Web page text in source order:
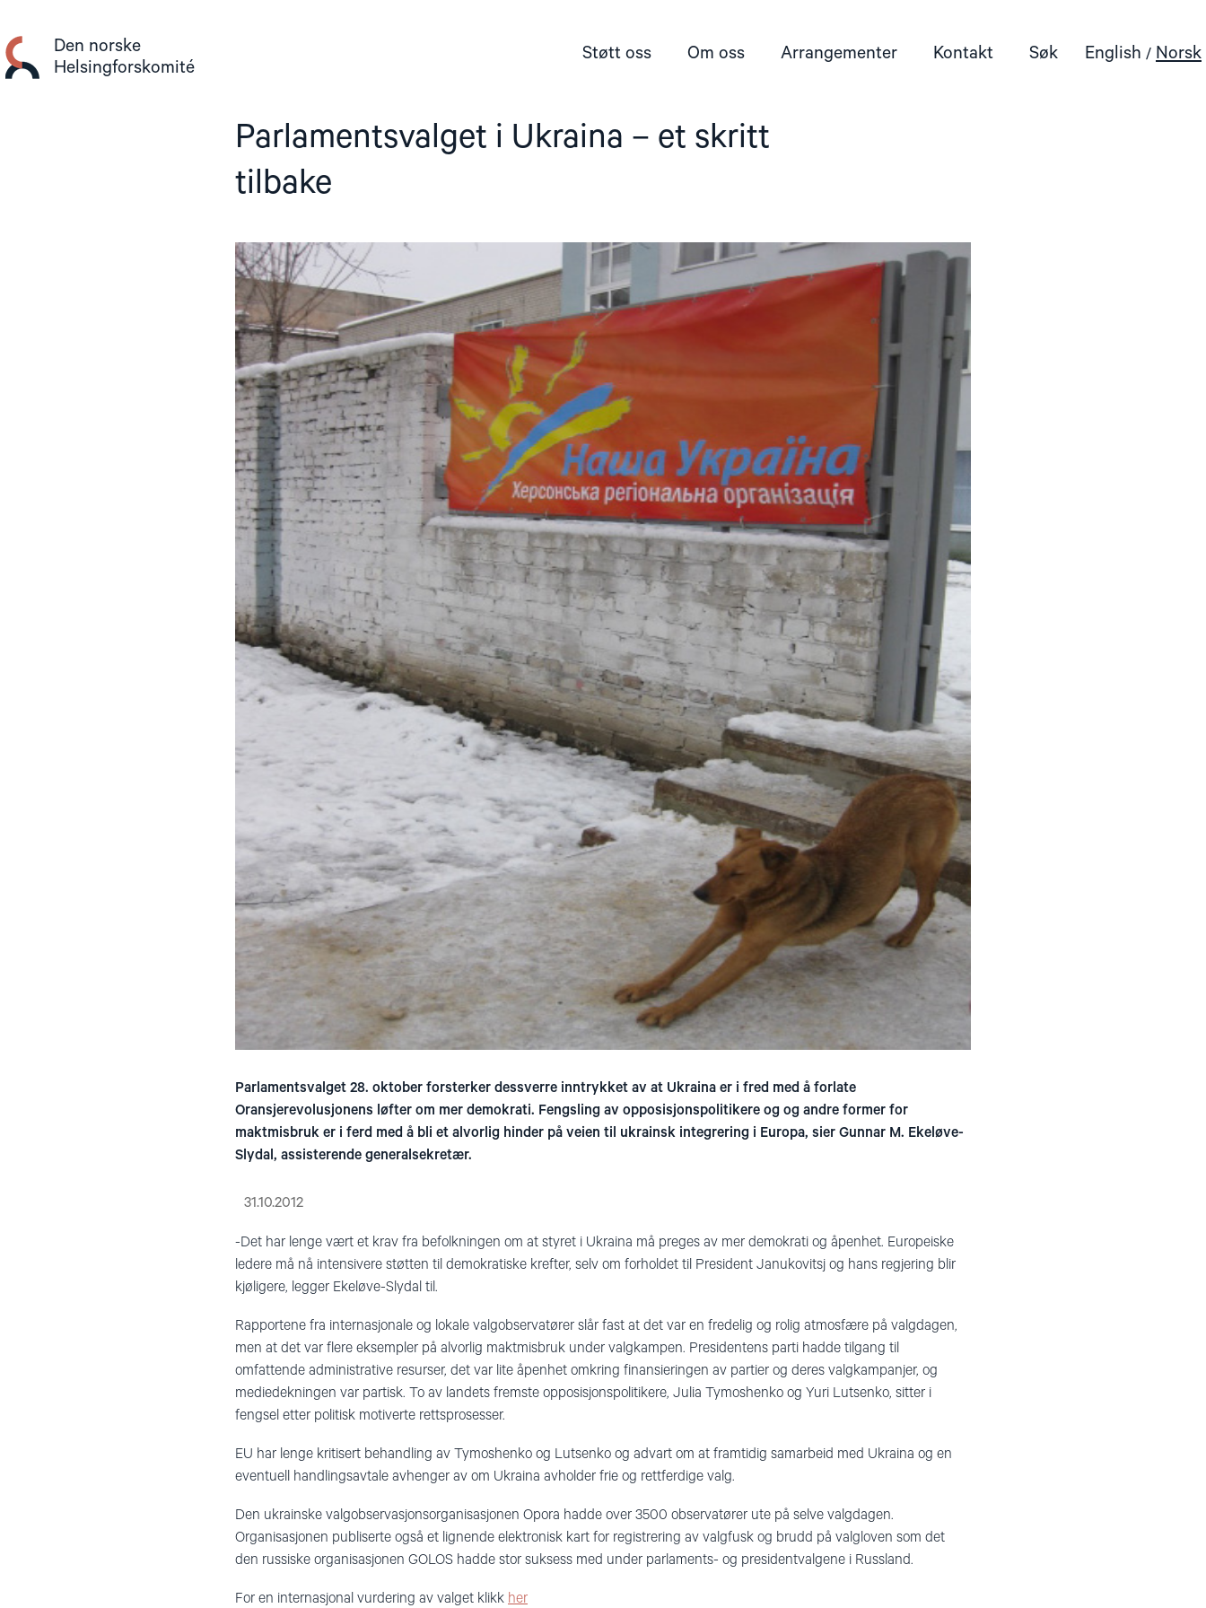
innhold
Den norske
Helsingforskomité
Støtt oss Om oss Arrangementer Kontakt Søk English Norsk
Parlamentsvalget i Ukraina – et skritt
tilbake
Parlamentsvalget 28. oktober forsterker dessverre inntrykket av at Ukraina er i fred med å forlate
Oransjerevolusjonens løfter om mer demokrati. Fengsling av opposisjonspolitikere og og andre former for
maktmisbruk er i ferd med å bli et alvorlig hinder på veien til ukrainsk integrering i Europa, sier Gunnar M. Ekeløve-
Slydal, assisterende generalsekretær.
31.10.2012
-Det har lenge vært et krav fra befolkningen om at styret i Ukraina må preges av mer demokrati og åpenhet. Europeiske
ledere må nå intensivere støtten til demokratiske krefter, selv om forholdet til President Janukovitsj og hans regjering blir
kjøligere, legger Ekeløve-Slydal til.
Rapportene fra internasjonale og lokale valgobservatører slår fast at det var en fredelig og rolig atmosfære på valgdagen,
men at det var flere eksempler på alvorlig maktmisbruk under valgkampen. Presidentens parti hadde tilgang til
omfattende administrative resurser, det var lite åpenhet omkring finansieringen av partier og deres valgkampanjer, og
mediedekningen var partisk. To av landets fremste opposisjonspolitikere, Julia Tymoshenko og Yuri Lutsenko, sitter i
fengsel etter politisk motiverte rettsprosesser.
EU har lenge kritisert behandling av Tymoshenko og Lutsenko og advart om at framtidig samarbeid med Ukraina og en
eventuell handlingsavtale avhenger av om Ukraina avholder frie og rettferdige valg.
Den ukrainske valgobservasjonsorganisasjonen Opora hadde over 3500 observatører ute på selve valgdagen.
Organisasjonen publiserte også et lignende elektronisk kart for registrering av valgfusk og brudd på valgloven som det
den russiske organisasjonen GOLOS hadde stor suksess med under parlaments- og presidentvalgene i Russland.
For en internasjonal vurdering av valget klikk her